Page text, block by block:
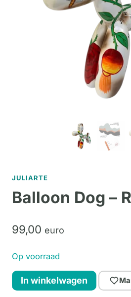
JULIARTE
Balloon Dog –
99,00 euro
Op voorraad
Balloon
Dog
In winkelwagen